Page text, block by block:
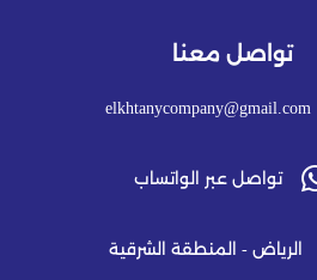
تواصل معنا
elkhtanycompany@gmail.com
تواصل عبر الواتساب
الرياض - المنطقة الشرقية